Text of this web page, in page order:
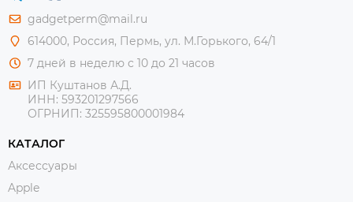
gadgetperm@mail.ru
614000, Россия, Пермь, ул. М.Горького, 64/1
7 дней в неделю с 10 до 21 часов
ИП Куштанов А.Д.
ИНН: 593201297566
ОГРНИП: 325595800001984
КАТАЛОГ
Аксессуары
Apple